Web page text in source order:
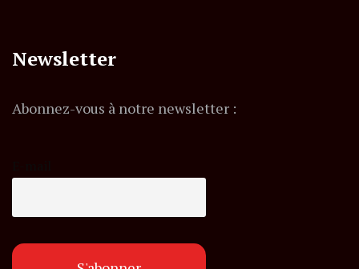
Newsletter
Abonnez-vous à notre newsletter :